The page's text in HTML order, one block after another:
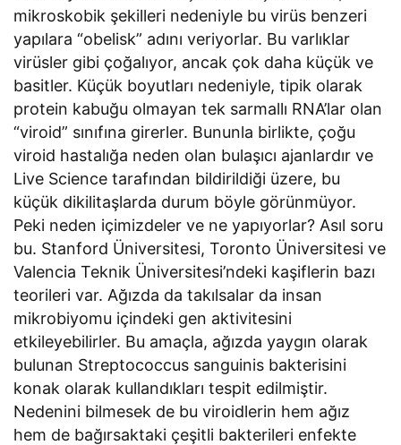
mikroskobik şekilleri nedeniyle bu virüs benzeri
yapılara “obelisk” adını veriyorlar. Bu varlıklar
virüsler gibi çoğalıyor, ancak çok daha küçük ve
basitler. Küçük boyutları nedeniyle, tipik olarak
protein kabuğu olmayan tek sarmallı RNA’lar olan
“viroid” sınıfına girerler. Bununla birlikte, çoğu
viroid hastalığa neden olan bulaşıcı ajanlardır ve
Live Science tarafından bildirildiği üzere, bu
küçük dikilitaşlarda durum böyle görünmüyor.
Peki neden içimizdeler ve ne yapıyorlar? Asıl soru
bu. Stanford Üniversitesi, Toronto Üniversitesi ve
Valencia Teknik Üniversitesi’ndeki kaşiflerin bazı
teorileri var. Ağızda da takılsalar da insan
mikrobiyomu içindeki gen aktivitesini
etkileyebilirler. Bu amaçla, ağızda yaygın olarak
bulunan Streptococcus sanguinis bakterisini
konak olarak kullandıkları tespit edilmiştir.
Nedenini bilmesek de bu viroidlerin hem ağız
hem de bağırsaktaki çeşitli bakterileri enfekte